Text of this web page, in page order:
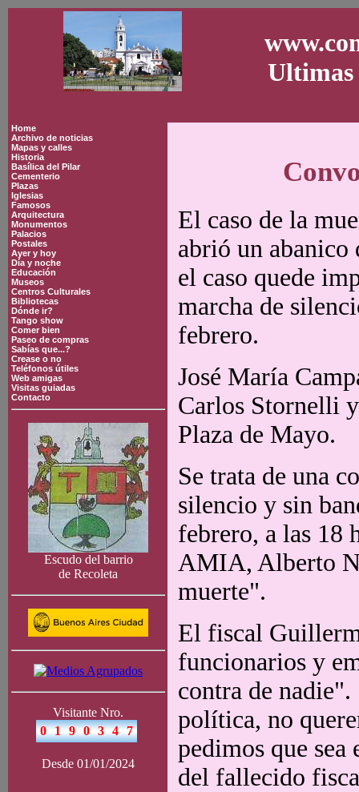
Ultimas
Home
Archivo de noticias
Mapas y calles
Historia
Basílica del Pilar
Cementerio
Plazas
Iglesias
Famosos
Arquitectura
Monumentos
Palacios
Postales
Ayer y hoy
Día y noche
Educación
Museos
Centros Culturales
Bibliotecas
Dónde ir?
Tango show
Comer bien
Paseo de compras
Sabías que...?
Crease o no
Teléfonos útiles
Web amigas
Visitas guiadas
Contacto
Escudo del barrio
de Recoleta
Visitante Nro.
Desde 01/01/2024
El caso de la
abrió un abanico
el caso quede
marcha de
febrero.
José María
Carlos Stornelli
Plaza de Mayo.
Se trata de una
silencio y sin
febrero, a las 18
AMIA, Alberto
muerte".
El fiscal
funcionarios y
contra de
política, no
pedimos que
del fallecido